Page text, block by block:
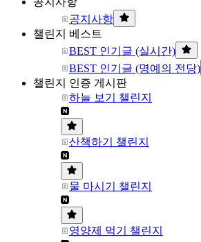
공지사항
챌린지 베스트
BEST 인기글 (실시간)
BEST 인기글 (명예의 전당)
챌린지 인증 게시판
하늘 보기 챌린지
산책하기 챌린지
물 마시기 챌린지
영양제 먹기 챌린지